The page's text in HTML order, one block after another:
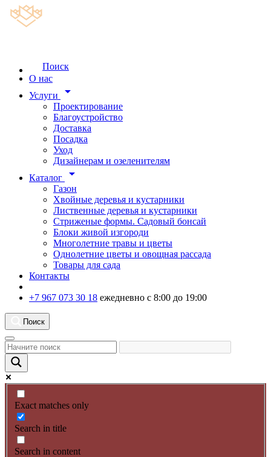
Поиск
О нас
Услуги
arrow_drop_down
Проектирование
Благоустройство
Доставка
Посадка
Уход
Дизайнерам и озеленителям
Каталог
arrow_drop_down
Газон
Хвойные деревья и кустарники
Лиственные деревья и кустарники
Стриженые формы. Садовый бонсай
Блоки живой изгороди
Многолетние травы и цветы
Однолетние цветы и овощная рассада
Товары для сада
Контакты
+7 967 073 30 18 ежедневно с 8:00 до 19:00
Поиск
Exact matches only
Search in title
Search in content